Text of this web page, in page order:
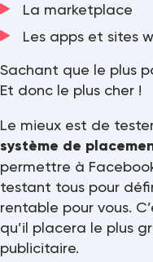
La marketplace
Les apps et sites
Sachant que le plus
Et donc le plus cher !
Le mieux est de
système de
permettre à
testant tous pour
rentable pour vous.
qu’il placera le plus
publicitaire.